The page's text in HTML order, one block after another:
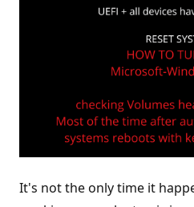
It's not the only time it